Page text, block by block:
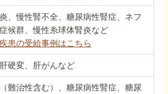
、慢性腎不全、糖尿病性腎症、ネフ
候群、慢性糸球体腎炎など
患の受給事例はこちら
硬変、肝がんなど
難治性含む）、糖尿病性腎症、糖尿